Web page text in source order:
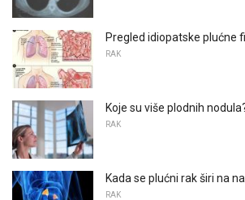
Pregled idiopatske plućne
RAK
Koje su više plodnih
RAK
Kada se plućni rak širi na
RAK